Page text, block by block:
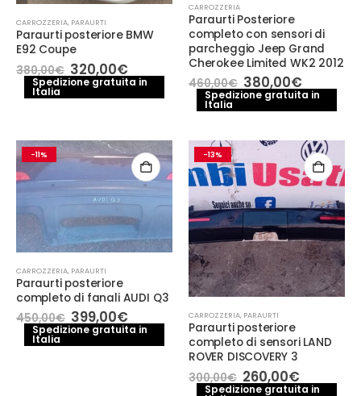
CARROZZERIA, PARAURTI
Paraurti posteriore BMW
E92 Coupe
380,00€ Il
prezzo
originale
320,00€Il
prezzo
attuale
Spedizione gratuita in
Italia
CARROZZERIA
Paraurti Posteriore
completo con sensori di
parcheggio Jeep Grand
Cherokee Limited WK2 2012
460,00€ Il
prezzo
originale
380,00€Il
prezzo
attuale
Spedizione gratuita in
Italia
-11%
CARROZZERIA, PARAURTI
Paraurti posteriore
completo di fanali AUDI Q3
450,00€ Il
prezzo
originale
399,00€Il
prezzo
attuale
Spedizione gratuita in
Italia
-13%
CARROZZERIA, PARAURTI
Paraurti posteriore
completo di sensori LAND
ROVER DISCOVERY 3
300,00€ Il
prezzo
260,00€Il
prezzo
Spedizione gratuita in